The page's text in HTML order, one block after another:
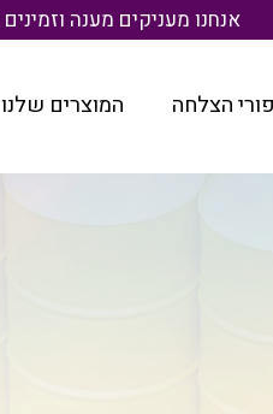
אנחנו מעניקים מענה וזמינים 24/7 למקרים של אובדן ייצור
הצלחה המוצרים שלנו